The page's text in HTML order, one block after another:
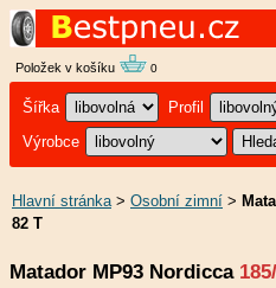
Položek v košíku 0
Šířka Profil
Výrobce
Hlavní stránka> Osobní zimní >
82 T
Matador MP93 Nordicca